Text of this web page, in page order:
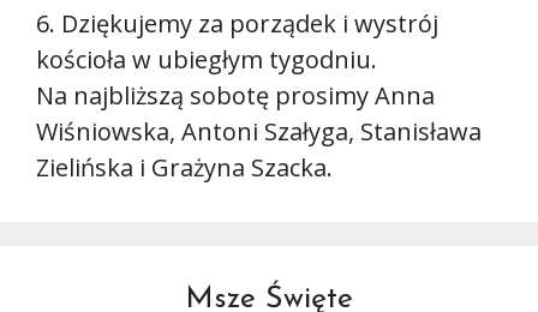
6. Dziękujemy za porządek i wystrój
kościoła w ubiegłym tygodniu.
Na najbliższą sobotę prosimy Anna
Wiśniowska, Antoni Szałyga, Stanisława
Zielińska i Grażyna Szacka.
Msze Święte